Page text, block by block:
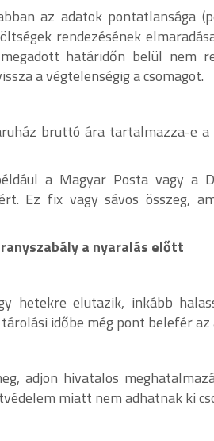
az adatok pontatlansága
rendezésének
határidőn belül nem
a végtelenségig a csomagot.
bruttó ára tartalmazza-e
a Magyar Posta vagy a
Ez fix vagy sávos összeg,
a nyaralás előtt
hetekre elutazik, inkább
időbe még pont belefér
adjon hivatalos
miatt nem adhatnak ki